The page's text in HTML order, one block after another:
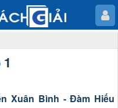
Xuân Bình - Đàm Hiếu